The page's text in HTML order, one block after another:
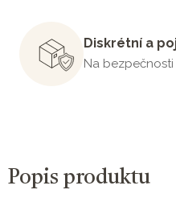
Diskrétní a
Na
Popis produktu